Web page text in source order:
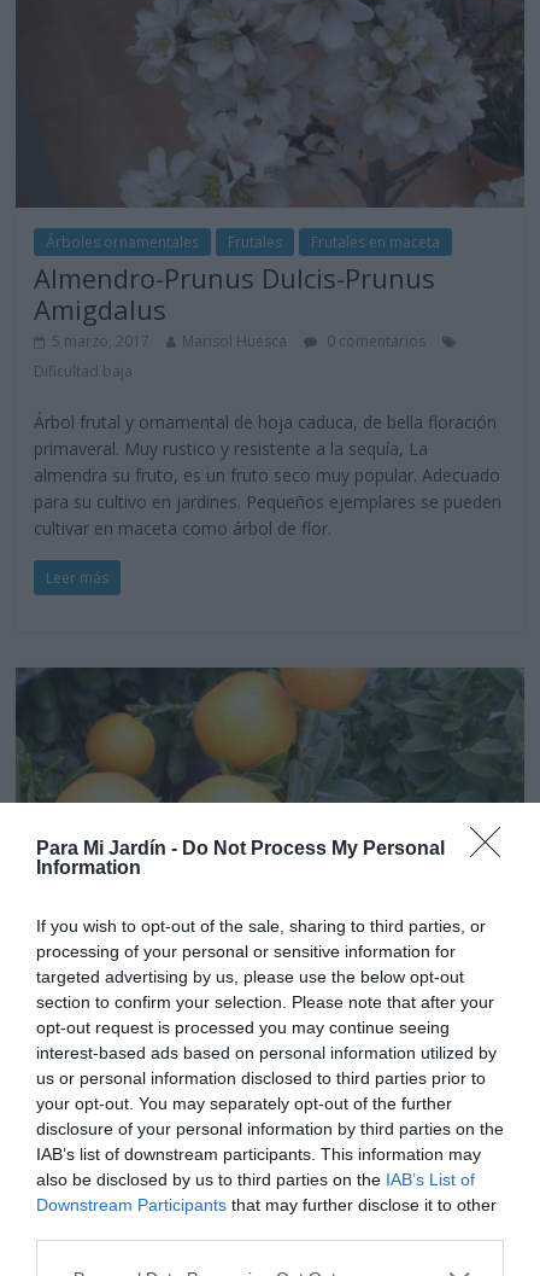
Para Mi Jardín - Do Not Process My Personal
Information
If you wish to opt-out of the sale, sharing to third parties, or
processing of your personal or sensitive information for
targeted advertising by us, please use the below opt-out
section to confirm your selection. Please note that after your
opt-out request is processed you may continue seeing
interest-based ads based on personal information utilized by
us or personal information disclosed to third parties prior to
your opt-out. You may separately opt-out of the further
disclosure of your personal information by third parties on the
IAB’s list of downstream participants. This information may
also be disclosed by us to third parties on the IAB’s List of
Downstream Participants that may further disclose it to other
Árboles ornamentales Frutales Frutales en maceta
Almendro-Prunus Dulcis-Prunus
Amigdalus
5 marzo, 2017 Marisol Huesca
0 comentarios
Dificultad baja
Árbol frutal y ornamental de hoja caduca, de bella floración
primaveral. Muy rustico y resistente a la sequía, La
almendra su fruto, es un fruto seco muy popular. Adecuado
para su cultivo en jardines. Pequeños ejemplares se pueden
cultivar en maceta como árbol de flor.
Leer más
Árboles ornamentales Cítricos Frutales
Frutales en
maceta
Chinotto-Citrus Myrtifolia
12 diciembre, 2016 Marisol Huesca
0 comentarios
Dificultad baja
Cítrico de crecimiento lento de hojas pequeñas y alargadas.
Flores blancas muy perfumadas, frutos redondeados y
pequeños, verdes que tornan a naranja brillante, muy
decorativos. Adecuado para su cultivo en jardin y macetas.